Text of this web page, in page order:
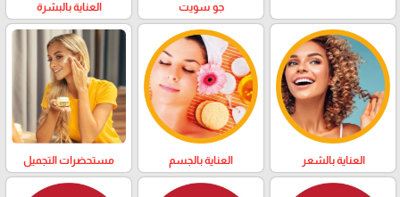
جو سويت العناية بالبشرة
العناية بالشعر العناية بالجسم مستحضرات التجميل